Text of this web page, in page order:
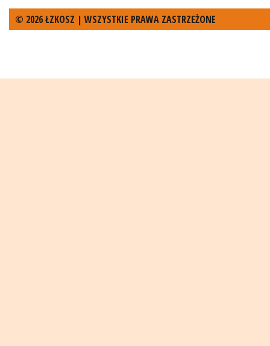
© 2026 ŁZKOSZ | WSZYSTKIE PRAWA ZASTRZEŻONE